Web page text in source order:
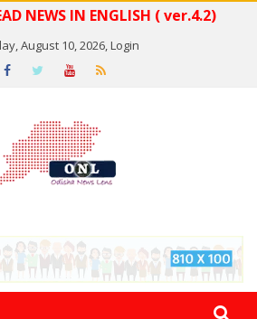
IN ENGLISH ( ver.4.2)
August 10, 2026,Login